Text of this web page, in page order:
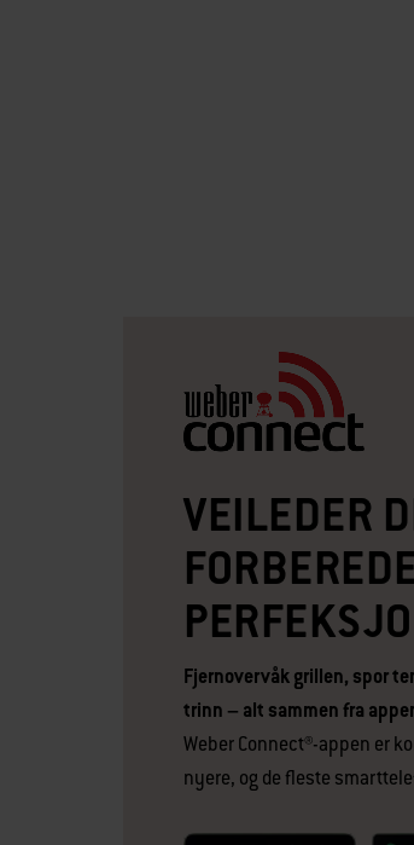
VEILEDER
Fjernovervåk grillen, spor
trinn – alt sammen fra
Weber Connect®-appen er
nyere, og de fleste